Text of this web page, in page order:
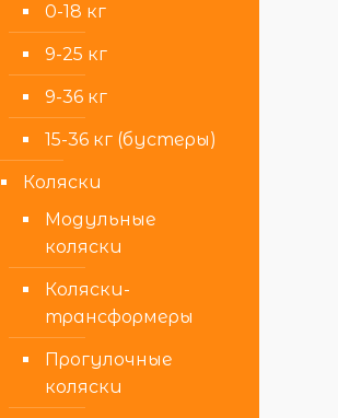
0-18 кг
9-25 кг
9-36 кг
15-36 кг (бустеры)
Коляски
Модульные
коляски
Коляски-
трансформеры
Прогулочные
коляски